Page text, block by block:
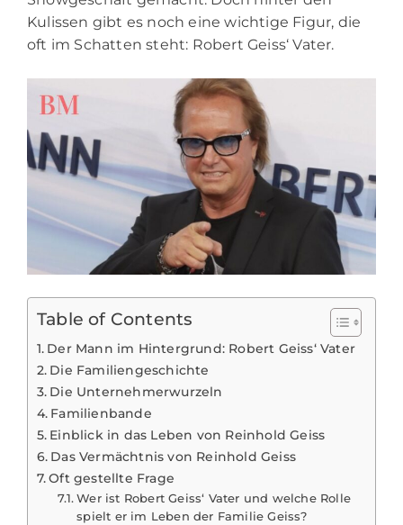
Kulissen gibt es noch eine wichtige Figur, die
oft im Schatten steht: Robert Geiss‘ Vater.
Table of Contents
Der Mann im Hintergrund: Robert Geiss‘ Vater
Die Familiengeschichte
Die Unternehmerwurzeln
Familienbande
Einblick in das Leben von Reinhold Geiss
Das Vermächtnis von Reinhold Geiss
Oft gestellte Frage
Wer ist Robert Geiss‘ Vater und welche Rolle
spielt er im Leben der Familie Geiss?